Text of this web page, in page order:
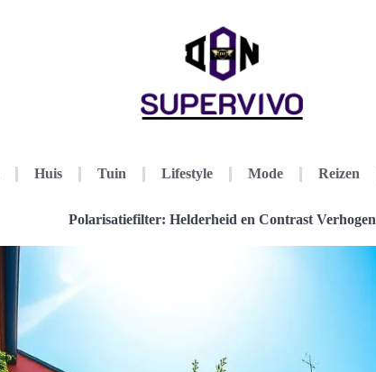
Huis Tuin Lifestyle Mode Reizen
Polarisatiefilter: Helderheid en Contrast Verhogen